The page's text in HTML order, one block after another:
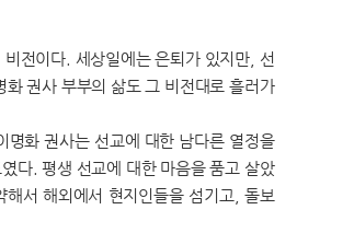
전이다. 세상일에는 은퇴가 있지만, 선
권사 부부의 삶도 그 비전대로 흘러가
명화 권사는 선교에 대한 남다른 열정을
다. 평생 선교에 대한 마음을 품고 살았
서 해외에서 현지인들을 섬기고, 돌보